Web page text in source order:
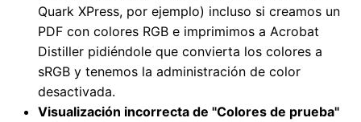
Quark XPress, por ejemplo) incluso si creamos un
PDF con colores RGB e imprimimos a Acrobat
Distiller pidiéndole que convierta los colores a
sRGB y tenemos la administración de color
desactivada.
Visualización incorrecta de "Colores de prueba"